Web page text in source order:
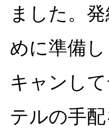
ました。
めに準備
キャンし
テルの手配